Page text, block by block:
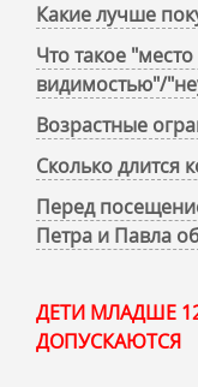
Какие лучше
Что такое
видимостью"/
Возрастные
Сколько длится
Перед
Петра и Павла
ДЕТИ МЛАДШЕ
ДОПУСКАЮТСЯ